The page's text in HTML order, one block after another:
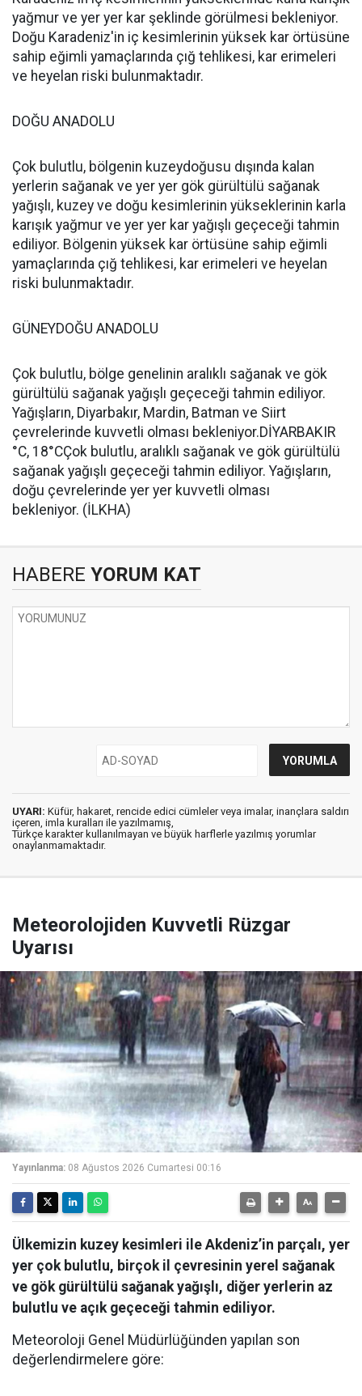
yağmur ve yer yer kar şeklinde görülmesi bekleniyor.
Doğu Karadeniz'in iç kesimlerinin yüksek kar örtüsüne
sahip eğimli yamaçlarında çığ tehlikesi, kar erimeleri
ve heyelan riski bulunmaktadır.
DOĞU ANADOLU
Çok bulutlu, bölgenin kuzeydoğusu dışında kalan
yerlerin sağanak ve yer yer gök gürültülü sağanak
yağışlı, kuzey ve doğu kesimlerinin yükseklerinin karla
karışık yağmur ve yer yer kar yağışlı geçeceği tahmin
ediliyor. Bölgenin yüksek kar örtüsüne sahip eğimli
yamaçlarında çığ tehlikesi, kar erimeleri ve heyelan
riski bulunmaktadır.
GÜNEYDOĞU ANADOLU
Çok bulutlu, bölge genelinin aralıklı sağanak ve gök
gürültülü sağanak yağışlı geçeceği tahmin ediliyor.
Yağışların, Diyarbakır, Mardin, Batman ve Siirt
çevrelerinde kuvvetli olması bekleniyor.DİYARBAKIR
°C, 18°CÇok bulutlu, aralıklı sağanak ve gök gürültülü
sağanak yağışlı geçeceği tahmin ediliyor. Yağışların,
doğu çevrelerinde yer yer kuvvetli olması
bekleniyor. (İLKHA)
HABERE YORUM KAT
UYARI: Küfür, hakaret, rencide edici cümleler veya imalar, inançlara saldırı
içeren, imla kuralları ile yazılmamış,
Türkçe karakter kullanılmayan ve büyük harflerle yazılmış yorumlar
onaylanmamaktadır.
Meteorolojiden Kuvvetli Rüzgar
Uyarısı
Yayınlanma: 08 Ağustos 2026 Cumartesi 00:16
Ülkemizin kuzey kesimleri ile Akdeniz’in parçalı, yer
yer çok bulutlu, birçok il çevresinin yerel sağanak
ve gök gürültülü sağanak yağışlı, diğer yerlerin az
bulutlu ve açık geçeceği tahmin ediliyor.
Meteoroloji Genel Müdürlüğünden yapılan son
değerlendirmelere göre: